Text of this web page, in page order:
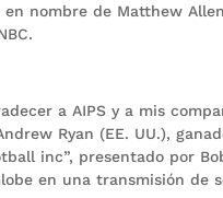
en nombre de Matthew
a AIPS y a mis
Ryan (EE. UU.),
inc”, presentado por
en una transmisión de